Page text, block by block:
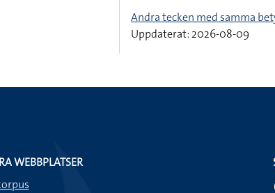
Andra tecken med samma
Uppdaterat: 2026-08-09
WEBBPLATSER